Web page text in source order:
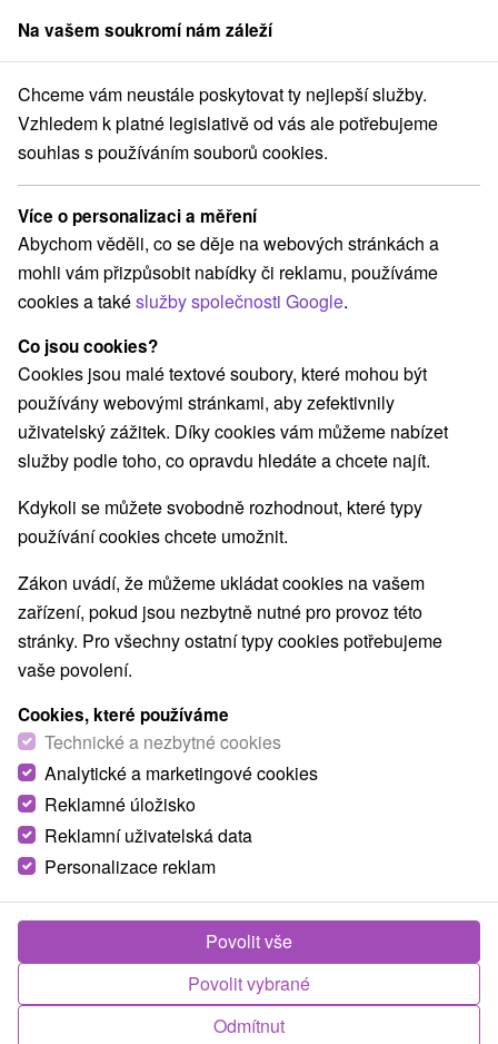
člen skupinySorger
na Slovensku Stredné Slovensko Žilinský kraj Bobrovník
Ubytování Bobrovník
Kategorie
Všechny kategorie
Hotely na Slovensku (1)
Chaty na prenájom(5) Drevenice(2) Priváty
Vyberte lokalitu nebo termín
VŠECHNY TOP - NEJPRODÁVANĚJŠÍ NEJLEVNĚJŠÍ
Rekreační a sportovní resort Marina Liptov
★★★★Bobrovník
Marina Liptov resort **** poskytuje komfortní ubytování v
rekreačních vilkách s panoramatickým výhledem na
Na vašem soukromí nám záleží
Chceme vám neustále poskytovat ty nejlepší služby.
Vzhledem k platné legislativě od vás ale potřebujeme
souhlas s používáním souborů cookies.
Více o personalizaci a měření
Abychom věděli, co se děje na webových stránkách a
mohli vám přizpůsobit nabídky či reklamu, používáme
cookies a takéslužby společnosti Google.
Co jsou cookies?
Cookies jsou malé textové soubory, které mohou být
používány webovými stránkami, aby zefektivnily
uživatelský zážitek. Díky cookies vám můžeme nabízet
služby podle toho, co opravdu hledáte a chcete najít.
Kdykoli se můžete svobodně rozhodnout, které typy
používání cookies chcete umožnit.
Zákon uvádí, že můžeme ukládat cookies na vašem
zařízení, pokud jsou nezbytně nutné pro provoz této
stránky. Pro všechny ostatní typy cookies potřebujeme
vaše povolení.
Cookies, které používáme
Technické a nezbytné cookies
Analytické a marketingové cookies
Reklamné úložisko
Reklamní uživatelská data
Personalizace reklam
Odmítnut
Povolit vybrané
Povolit vše